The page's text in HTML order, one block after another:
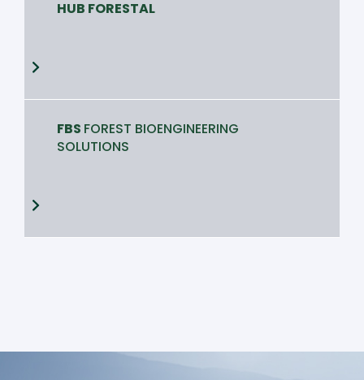
HUB FORESTAL
FBS FOREST BIOENGINEERING
SOLUTIONS